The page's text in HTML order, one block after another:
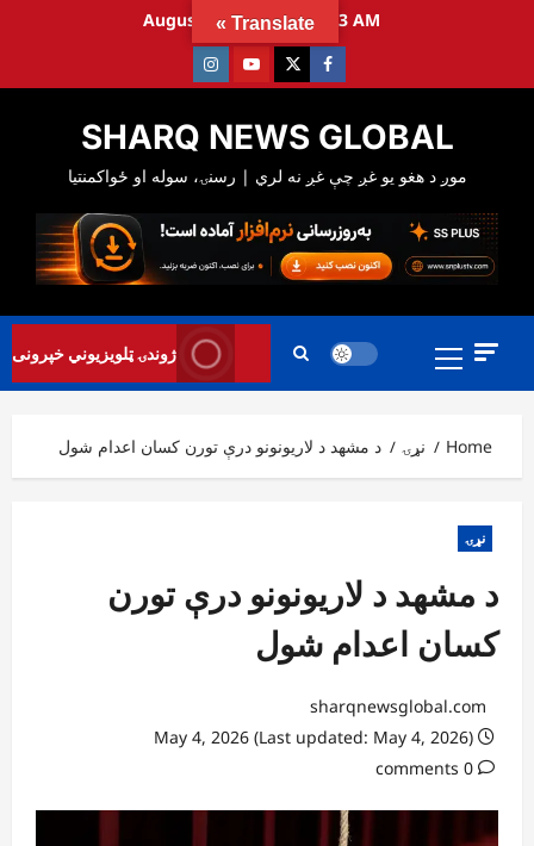
August 9, 2026 11:20:04 AM
Facebook
Twitter
Youtube
Instagram
SHARQ NEWS GLOBAL
Primary
ژوندۍ ټلویزیوني خپرونی
Home نړۍ د مشهد د لاریونونو درې تورن کسان اعدام شول
نړۍ
د مشهد د لاریونونو درې تورن
کسان اعدام شول
sharqnewsglobal.com
0 comments
Translate »